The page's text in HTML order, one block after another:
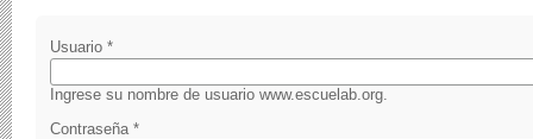
Usuario *
Ingrese su nombre de usuario www.escuelab.org.
Contraseña *